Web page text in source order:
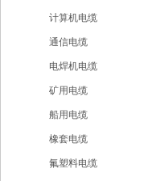
计算机电缆
通信电缆
电焊机电缆
矿用电缆
船用电缆
橡套电缆
氟塑料电缆